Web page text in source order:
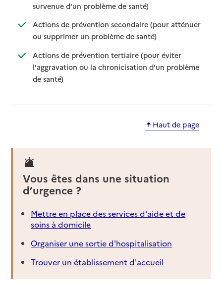
survenue d'un problème de santé): disponible
: non disponible
Actions de prévention secondaire (pour atténuer
ou supprimer un problème de santé): disponible
: non disponible
Actions de prévention tertiaire (pour éviter
l'aggravation ou la chronicisation d'un problème
de santé): disponible
: non disponible
Haut de page
Vous êtes dans une situation
d’urgence ?
Mettre en place des services d'aide et de
soins à domicile
Organiser une sortie d'hospitalisation
Trouver un établissement d'accueil